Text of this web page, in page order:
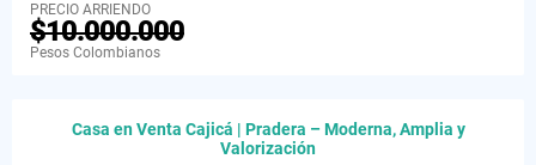
PRECIO ARRIENDO
$10.000.000
Pesos Colombianos
Casa en Venta Cajicá | Pradera – Moderna, Amplia y
Valorización